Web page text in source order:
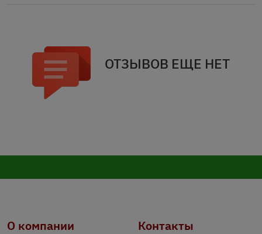
ОТЗЫВОВ ЕЩЕ НЕТ
О компании Контакты